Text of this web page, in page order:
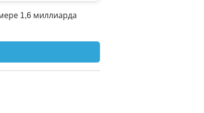
1,6 миллиарда